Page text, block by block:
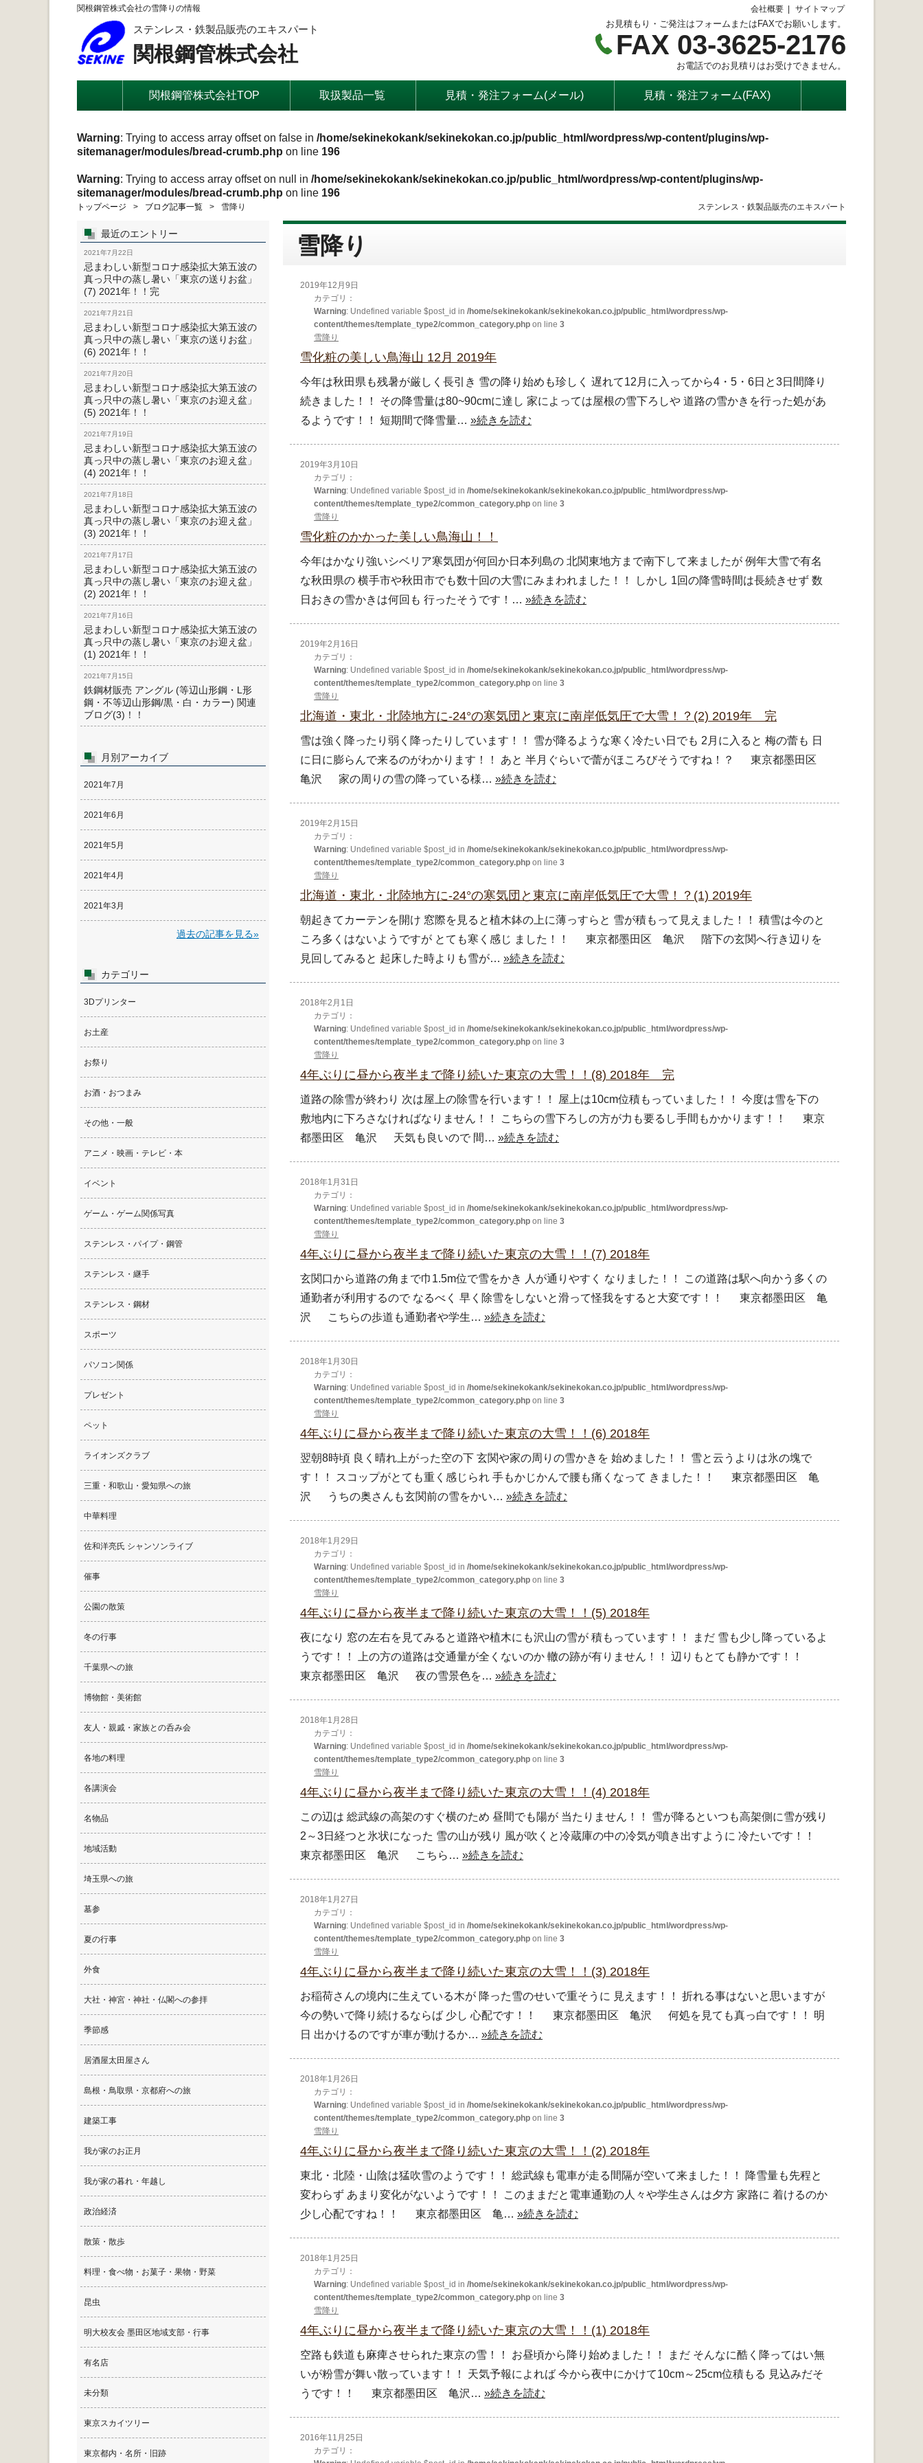
関根鋼管株式会社の雪降りの情報 会社概要 サイトマップ
ステンレス・鉄製品販売のエキスパート
関根鋼管株式会社
お見積もり・ご発注はフォームまたはFAXでお願いします。
FAX 03-3625-2176
お電話でのお見積りはお受けできません。
関根鋼管株式会社TOP 取扱製品一覧 見積・発注フォーム(メール) 見積・発注フォーム(FAX)
Warning: Trying to access array offset on false in /home/sekinekokank/sekinekokan.co.jp/public_html/wordpress/wp-content/plugins/wp-
sitemanager/modules/bread-crumb.php on line 196
Warning: Trying to access array offset on null in /home/sekinekokank/sekinekokan.co.jp/public_html/wordpress/wp-content/plugins/wp-
sitemanager/modules/bread-crumb.php on line 196
トップページ ブログ記事一覧 雪降り ステンレス・鉄製品販売のエキスパート
雪降り
2019年12月9日
カテゴリ：
Warning: Undefined variable $post_id in /home/sekinekokank/sekinekokan.co.jp/public_html/wordpress/wp-
content/themes/template_type2/common_category.php on line 3
雪降り
雪化粧の美しい鳥海山 12月 2019年
今年は秋田県も残暑が厳しく長引き 雪の降り始めも珍しく 遅れて12月に入ってから4・5・6日と3日間降り
続きました！！ その降雪量は80~90cmに達し 家によっては屋根の雪下ろしや 道路の雪かきを行った処があ
るようです！！ 短期間で降雪量… »続きを読む
2019年3月10日
カテゴリ：
Warning: Undefined variable $post_id in /home/sekinekokank/sekinekokan.co.jp/public_html/wordpress/wp-
content/themes/template_type2/common_category.php on line 3
雪降り
雪化粧のかかった美しい鳥海山！！
今年はかなり強いシベリア寒気団が何回か日本列島の 北関東地方まで南下して来ましたが 例年大雪で有名
な秋田県の 横手市や秋田市でも数十回の大雪にみまわれました！！ しかし 1回の降雪時間は長続きせず 数
日おきの雪かきは何回も 行ったそうです！… »続きを読む
2019年2月16日
カテゴリ：
Warning: Undefined variable $post_id in /home/sekinekokank/sekinekokan.co.jp/public_html/wordpress/wp-
content/themes/template_type2/common_category.php on line 3
雪降り
北海道・東北・北陸地方に-24°の寒気団と東京に南岸低気圧で大雪！？(2) 2019年 完
雪は強く降ったり弱く降ったりしています！！ 雪が降るような寒く冷たい日でも 2月に入ると 梅の蕾も 日
に日に膨らんで来るのがわかります！！ あと 半月ぐらいで蕾がほころびそうですね！？ 東京都墨田区
亀沢 家の周りの雪の降っている様… »続きを読む
2019年2月15日
カテゴリ：
Warning: Undefined variable $post_id in /home/sekinekokank/sekinekokan.co.jp/public_html/wordpress/wp-
content/themes/template_type2/common_category.php on line 3
雪降り
北海道・東北・北陸地方に-24°の寒気団と東京に南岸低気圧で大雪！？(1) 2019年
朝起きてカーテンを開け 窓際を見ると植木鉢の上に薄っすらと 雪が積もって見えました！！ 積雪は今のと
ころ多くはないようですが とても寒く感じ ました！！ 東京都墨田区 亀沢 階下の玄関へ行き辺りを
見回してみると 起床した時よりも雪が… »続きを読む
2018年2月1日
カテゴリ：
Warning: Undefined variable $post_id in /home/sekinekokank/sekinekokan.co.jp/public_html/wordpress/wp-
content/themes/template_type2/common_category.php on line 3
雪降り
4年ぶりに昼から夜半まで降り続いた東京の大雪！！(8) 2018年 完
道路の除雪が終わり 次は屋上の除雪を行います！！ 屋上は10cm位積もっていました！！ 今度は雪を下の
敷地内に下ろさなければなりません！！ こちらの雪下ろしの方が力も要るし手間もかかります！！ 東京
都墨田区 亀沢 天気も良いので 間… »続きを読む
2018年1月31日
カテゴリ：
Warning: Undefined variable $post_id in /home/sekinekokank/sekinekokan.co.jp/public_html/wordpress/wp-
content/themes/template_type2/common_category.php on line 3
雪降り
4年ぶりに昼から夜半まで降り続いた東京の大雪！！(7) 2018年
玄関口から道路の角まで巾1.5m位で雪をかき 人が通りやすく なりました！！ この道路は駅へ向かう多くの
通勤者が利用するので なるべく 早く除雪をしないと滑って怪我をすると大変です！！ 東京都墨田区 亀
沢 こちらの歩道も通勤者や学生… »続きを読む
2018年1月30日
カテゴリ：
Warning: Undefined variable $post_id in /home/sekinekokank/sekinekokan.co.jp/public_html/wordpress/wp-
content/themes/template_type2/common_category.php on line 3
雪降り
4年ぶりに昼から夜半まで降り続いた東京の大雪！！(6) 2018年
翌朝8時頃 良く晴れ上がった空の下 玄関や家の周りの雪かきを 始めました！！ 雪と云うよりは氷の塊で
す！！ スコップがとても重く感じられ 手もかじかんで腰も痛くなって きました！！ 東京都墨田区 亀
沢 うちの奥さんも玄関前の雪をかい… »続きを読む
2018年1月29日
カテゴリ：
Warning: Undefined variable $post_id in /home/sekinekokank/sekinekokan.co.jp/public_html/wordpress/wp-
content/themes/template_type2/common_category.php on line 3
雪降り
4年ぶりに昼から夜半まで降り続いた東京の大雪！！(5) 2018年
夜になり 窓の左右を見てみると道路や植木にも沢山の雪が 積もっています！！ まだ 雪も少し降っているよ
うです！！ 上の方の道路は交通量が全くないのか 轍の跡が有りません！！ 辺りもとても静かです！！
東京都墨田区 亀沢 夜の雪景色を… »続きを読む
2018年1月28日
カテゴリ：
Warning: Undefined variable $post_id in /home/sekinekokank/sekinekokan.co.jp/public_html/wordpress/wp-
content/themes/template_type2/common_category.php on line 3
雪降り
4年ぶりに昼から夜半まで降り続いた東京の大雪！！(4) 2018年
この辺は 総武線の高架のすぐ横のため 昼間でも陽が 当たりません！！ 雪が降るといつも高架側に雪が残り
2～3日経つと氷状になった 雪の山が残り 風が吹くと冷蔵庫の中の冷気が噴き出すように 冷たいです！！
東京都墨田区 亀沢 こちら… »続きを読む
2018年1月27日
カテゴリ：
Warning: Undefined variable $post_id in /home/sekinekokank/sekinekokan.co.jp/public_html/wordpress/wp-
content/themes/template_type2/common_category.php on line 3
雪降り
4年ぶりに昼から夜半まで降り続いた東京の大雪！！(3) 2018年
お稲荷さんの境内に生えている木が 降った雪のせいで重そうに 見えます！！ 折れる事はないと思いますが
今の勢いで降り続けるならば 少し 心配です！！ 東京都墨田区 亀沢 何処を見ても真っ白です！！ 明
日 出かけるのですが車が動けるか… »続きを読む
2018年1月26日
カテゴリ：
Warning: Undefined variable $post_id in /home/sekinekokank/sekinekokan.co.jp/public_html/wordpress/wp-
content/themes/template_type2/common_category.php on line 3
雪降り
4年ぶりに昼から夜半まで降り続いた東京の大雪！！(2) 2018年
東北・北陸・山陰は猛吹雪のようです！！ 総武線も電車が走る間隔が空いて来ました！！ 降雪量も先程と
変わらず あまり変化がないようです！！ このままだと電車通勤の人々や学生さんは夕方 家路に 着けるのか
少し心配ですね！！ 東京都墨田区 亀… »続きを読む
2018年1月25日
カテゴリ：
Warning: Undefined variable $post_id in /home/sekinekokank/sekinekokan.co.jp/public_html/wordpress/wp-
content/themes/template_type2/common_category.php on line 3
雪降り
4年ぶりに昼から夜半まで降り続いた東京の大雪！！(1) 2018年
空路も鉄道も麻痺させられた東京の雪！！ お昼頃から降り始めました！！ まだ そんなに酷く降ってはい無
いが粉雪が舞い散っています！！ 天気予報によれば 今から夜中にかけて10cm～25cm位積もる 見込みだそ
うです！！ 東京都墨田区 亀沢… »続きを読む
2016年11月25日
カテゴリ：
最近のエントリー
2021年7月22日
忌まわしい新型コロナ感染拡大第五波の
真っ只中の蒸し暑い「東京の送りお盆」
(7) 2021年！！完
2021年7月21日
忌まわしい新型コロナ感染拡大第五波の
真っ只中の蒸し暑い「東京の送りお盆」
(6) 2021年！！
2021年7月20日
忌まわしい新型コロナ感染拡大第五波の
真っ只中の蒸し暑い「東京のお迎え盆」
(5) 2021年！！
2021年7月19日
忌まわしい新型コロナ感染拡大第五波の
真っ只中の蒸し暑い「東京のお迎え盆」
(4) 2021年！！
2021年7月18日
忌まわしい新型コロナ感染拡大第五波の
真っ只中の蒸し暑い「東京のお迎え盆」
(3) 2021年！！
2021年7月17日
忌まわしい新型コロナ感染拡大第五波の
真っ只中の蒸し暑い「東京のお迎え盆」
(2) 2021年！！
2021年7月16日
忌まわしい新型コロナ感染拡大第五波の
真っ只中の蒸し暑い「東京のお迎え盆」
(1) 2021年！！
2021年7月15日
鉄鋼材販売 アングル (等辺山形鋼・L形
鋼・不等辺山形鋼/黒・白・カラー) 関連
ブログ(3)！！
月別アーカイブ
2021年7月
2021年6月
2021年5月
2021年4月
2021年3月
過去の記事を見る»
カテゴリー
3Dプリンター
お土産
お祭り
お酒・おつまみ
その他・一般
アニメ・映画・テレビ・本
イベント
ゲーム・ゲーム関係写真
ステンレス・パイプ・鋼管
ステンレス・継手
ステンレス・鋼材
スポーツ
パソコン関係
プレゼント
ペット
ライオンズクラブ
三重・和歌山・愛知県への旅
中華料理
佐和洋亮氏 シャンソンライブ
催事
公園の散策
冬の行事
千葉県への旅
博物館・美術館
友人・親戚・家族との呑み会
各地の料理
各講演会
名物品
地域活動
埼玉県への旅
墓参
夏の行事
外食
大社・神宮・神社・仏閣への参拝
季節感
居酒屋太田屋さん
島根・鳥取県・京都府への旅
建築工事
我が家のお正月
我が家の暮れ・年越し
政治経済
散策・散歩
料理・食べ物・お菓子・果物・野菜
昆虫
明大校友会 墨田区地域支部・行事
有名店
未分類
東京スカイツリー
東京都内・名所・旧跡